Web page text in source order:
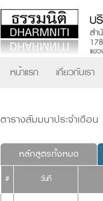
หน้าแรก เกี่ยวกับเรา
ตารางสัมมนาประจำเดือน
หลักสูตรทั้งหมด
# วันที่